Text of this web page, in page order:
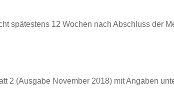
spätestens 12 Wochen nach Abschluss der
2 (Ausgabe November 2018) mit Angaben